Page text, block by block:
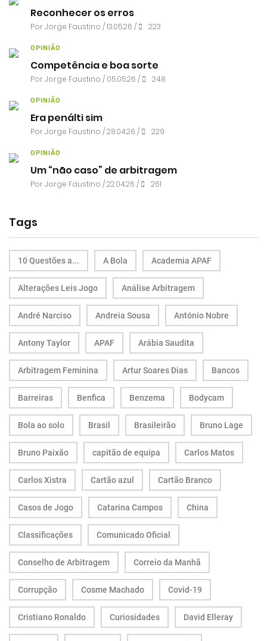
Reconhecer os erros
PorJorge Faustino / 13.05.26 / 223
OPINIÃO
Competência e boa sorte
PorJorge Faustino / 05.05.26 / 248
OPINIÃO
Era penálti sim
PorJorge Faustino / 28.04.26 / 229
OPINIÃO
Um “não caso” de arbitragem
PorJorge Faustino / 22.04.26 / 261
Tags
10 Questões a... A Bola Academia APAF
Alterações Leis Jogo Análise Arbitragem
André Narciso Andreia Sousa António Nobre
Antony Taylor APAF Arábia Saudita
Arbitragem Feminina Artur Soares Dias Bancos
Barreiras Benfica Benzema Bodycam
Bola ao solo Brasil Brasileirão Bruno Lage
Bruno Paixão capitão de equipa Carlos Matos
Carlos Xistra Cartão azul Cartão Branco
Casos de Jogo Catarina Campos China
Classificações Comunicado Oficial
Conselho de Arbitragem Correio da Manhã
Corrupção Cosme Machado Covid-19
Cristiano Ronaldo Curiosidades David Elleray